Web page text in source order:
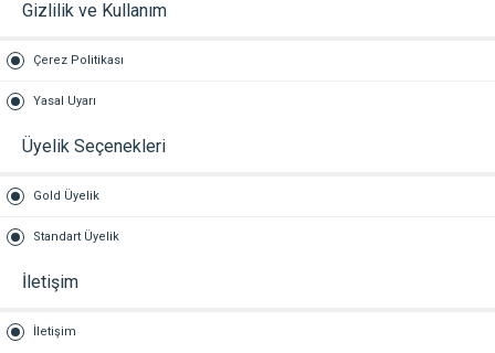
Gizlilik ve Kullanım
Çerez Politikası
Yasal Uyarı
Üyelik Seçenekleri
Gold Üyelik
Standart Üyelik
İletişim
İletişim